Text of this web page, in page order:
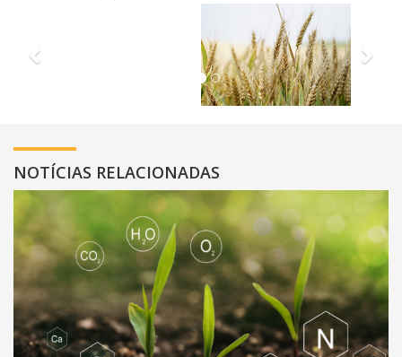
NOTÍCIAS RELACIONADAS